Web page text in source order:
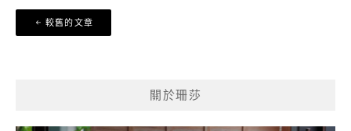
文
章
較舊的文章
關於珊莎